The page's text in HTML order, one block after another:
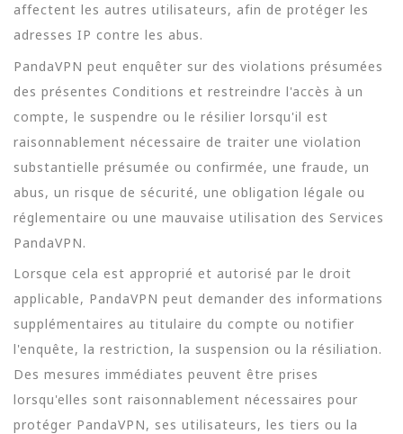
affectent les autres utilisateurs, afin de protéger les
adresses IP contre les abus.
PandaVPN peut enquêter sur des violations présumées
des présentes Conditions et restreindre l'accès à un
compte, le suspendre ou le résilier lorsqu'il est
raisonnablement nécessaire de traiter une violation
substantielle présumée ou confirmée, une fraude, un
abus, un risque de sécurité, une obligation légale ou
réglementaire ou une mauvaise utilisation des Services
PandaVPN.
Lorsque cela est approprié et autorisé par le droit
applicable, PandaVPN peut demander des informations
supplémentaires au titulaire du compte ou notifier
l'enquête, la restriction, la suspension ou la résiliation.
Des mesures immédiates peuvent être prises
lorsqu'elles sont raisonnablement nécessaires pour
protéger PandaVPN, ses utilisateurs, les tiers ou la